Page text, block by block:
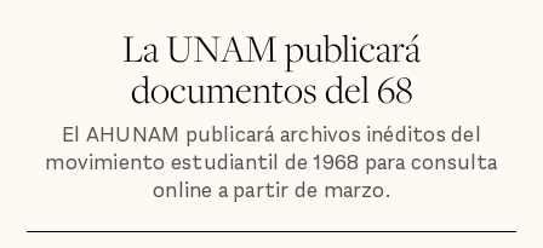
La UNAM publicará
documentos del 68
El AHUNAM publicará archivos inéditos del
movimiento estudiantil de 1968 para consulta
online a partir de marzo.